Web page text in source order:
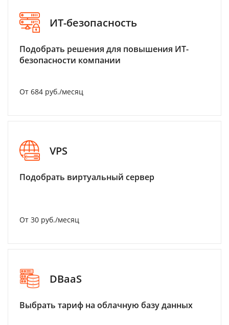
ИТ-безопасность
Подобрать решения для повышения ИТ-
безопасности компании
От 684 руб./месяц
VPS
Подобрать виртуальный сервер
От 30 руб./месяц
DBaaS
Выбрать тариф на облачную базу данных